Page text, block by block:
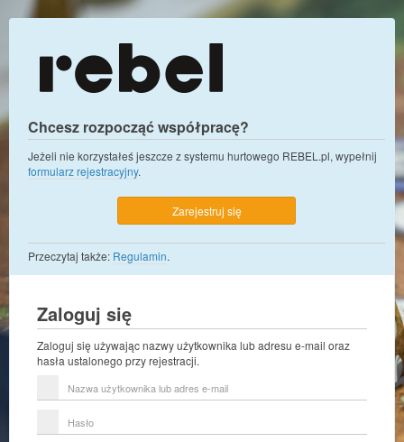
Chcesz rozpocząć współpracę?
Jeżeli nie korzystałeś jeszcze z systemu hurtowego REBEL.pl, wypełnij
formularz rejestracyjny.
Zarejestruj się
Przeczytaj także: Regulamin.
Zaloguj się
Zaloguj się używając nazwy użytkownika lub adresu e-mail oraz
hasła ustalonego przy rejestracji.
użytkownika
e-